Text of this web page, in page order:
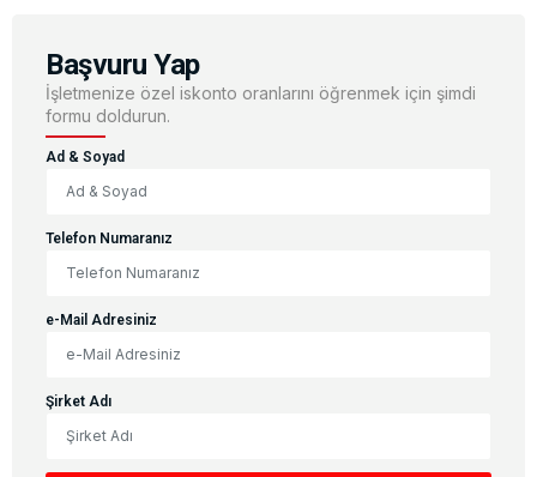
Başvuru Yap
İşletmenize özel iskonto oranlarını öğrenmek için şimdi
formu doldurun.
Ad & Soyad
Telefon Numaranız
e-Mail Adresiniz
Şirket Adı